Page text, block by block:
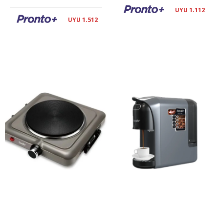
UYU 1.512
UYU 1.112